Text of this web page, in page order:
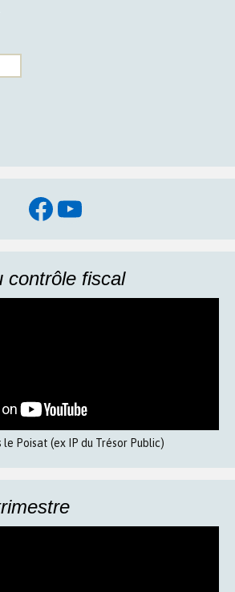
Facebook
YouTube
contrôle fiscal
le Poisat (ex IP du Trésor Public)